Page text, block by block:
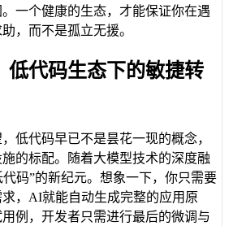
一个健康的生态，才能保证你在遇
，而不是孤立无援。
低代码生态下的敏捷转
低代码早已不是昙花一现的概念，
的标配。随着大模型技术的深度融
码”的新纪元。想象一下，你只需要
，AI就能自动生成完整的应用原
例，开发者只需进行最后的微调与